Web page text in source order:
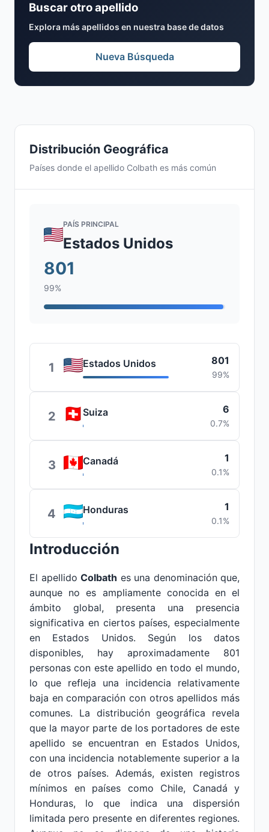
Distribución Geográfica
Países donde el apellido Colbath es más común
PAÍS PRINCIPAL
Estados Unidos
801
99%
1 Estados Unidos 801
99%
2 Suiza 6
0.7%
3 Canadá 1
0.1%
4 Honduras 1
0.1%
Introducción
El apellido Colbath es una denominación que,
aunque no es ampliamente conocida en el
ámbito global, presenta una presencia
significativa en ciertos países, especialmente
en Estados Unidos. Según los datos
disponibles, hay aproximadamente 801
personas con este apellido en todo el mundo,
lo que refleja una incidencia relativamente
baja en comparación con otros apellidos más
comunes. La distribución geográfica revela
que la mayor parte de los portadores de este
apellido se encuentran en Estados Unidos,
con una incidencia notablemente superior a la
de otros países. Además, existen registros
mínimos en países como Chile, Canadá y
Honduras, lo que indica una dispersión
limitada pero presente en diferentes regiones.
Buscar otro apellido
Explora más apellidos en nuestra base de datos
Nueva Búsqueda